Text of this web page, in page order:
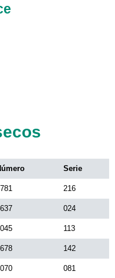
Serie
216
024
113
142
081